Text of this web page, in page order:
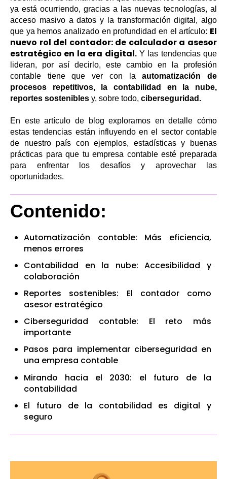
ya está ocurriendo, gracias a las nuevas tecnologías, al
acceso masivo a datos y la transformación digital, algo
que ya hemos analizado en profundidad en el artículo: El
nuevo rol del contador: de calculador a asesor
estratégico en la era digital.Y las tendencias que
lideran, por así decirlo, este cambio en la profesión
contable tiene que ver con la automatización de
procesos repetitivos, la contabilidad en la nube,
reportes sostenibles y, sobre todo, ciberseguridad.
En este artículo de blog exploramos en detalle cómo
estas tendencias están influyendo en el sector contable
de nuestro país con ejemplos, estadísticas y buenas
prácticas para que tu empresa contable esté preparada
para enfrentar los desafíos y aprovechar las
oportunidades.
Contenido:
Automatización contable: Más eficiencia,
menos errores
Contabilidad en la nube: Accesibilidad y
colaboración
Reportes sostenibles: El contador como
asesor estratégico
Ciberseguridad contable: El reto más
importante
Pasos para implementar ciberseguridad en
una empresa contable
Mirando hacia el 2030: el futuro de la
contabilidad
El futuro de la contabilidad es digital y
seguro